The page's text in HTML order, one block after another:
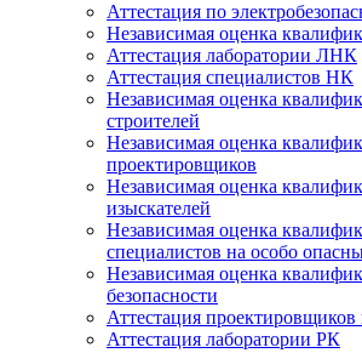
Аттестация по
Независимая оценка
Аттестация лаборатории ЛНК
Аттестация специалистов НК
Независимая оценка
строителей
Независимая оценка
проектировщиков
Независимая оценка
изыскателей
Независимая оценка
специалистов на особо
Независимая оценка
безопасности
Аттестация
Аттестация лаборатории РК